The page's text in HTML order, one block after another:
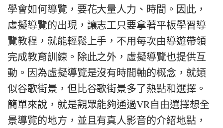
學會如何導覽，要花大量人力、時間。因此，
虛擬導覽的出現，讓志工只要拿著平板學習導
覽教程，就能輕鬆上手，不用每次由導遊帶領
完成教育訓練。除此之外，虛擬導覽也提供互
動。因為虛擬導覽是沒有時間軸的概念，就類
似谷歌街景，但比谷歌街景多了熱點和選擇。
簡單來說，就是觀眾能夠通過VR自由選擇想全
景導覽的地方，並且有真人影音的介紹地點，